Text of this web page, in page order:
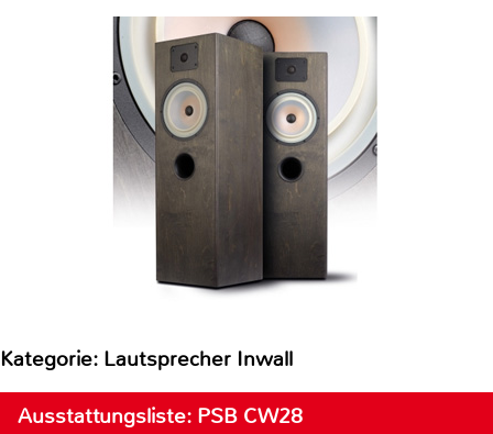
Kategorie: Lautsprecher Inwall
Ausstattungsliste: PSB CW28